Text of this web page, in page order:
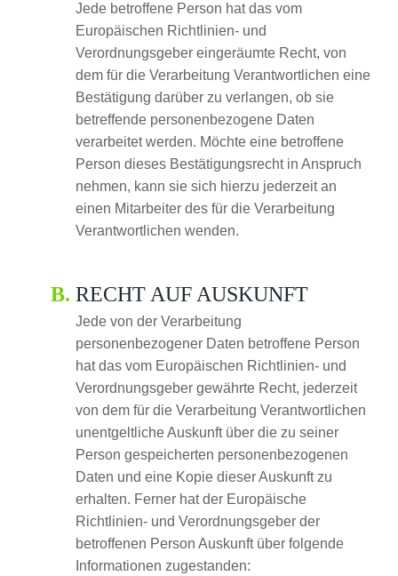
Jede betroffene Person hat das vom
Europäischen Richtlinien- und
Verordnungsgeber eingeräumte Recht, von
dem für die Verarbeitung Verantwortlichen eine
Bestätigung darüber zu verlangen, ob sie
betreffende personenbezogene Daten
verarbeitet werden. Möchte eine betroffene
Person dieses Bestätigungsrecht in Anspruch
nehmen, kann sie sich hierzu jederzeit an
einen Mitarbeiter des für die Verarbeitung
Verantwortlichen wenden.
RECHT AUF AUSKUNFT
Jede von der Verarbeitung
personenbezogener Daten betroffene Person
hat das vom Europäischen Richtlinien- und
Verordnungsgeber gewährte Recht, jederzeit
von dem für die Verarbeitung Verantwortlichen
unentgeltliche Auskunft über die zu seiner
Person gespeicherten personenbezogenen
Daten und eine Kopie dieser Auskunft zu
erhalten. Ferner hat der Europäische
Richtlinien- und Verordnungsgeber der
betroffenen Person Auskunft über folgende
Informationen zugestanden: